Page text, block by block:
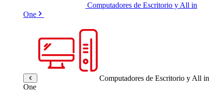
Computadores de Escritorio y All in
One
Computadores de Escritorio y All in
One